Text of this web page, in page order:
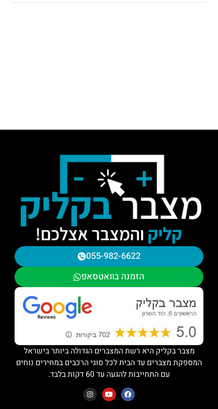
055-982-6622
הזמנה בוואטסאפ
מצבר בקליק היא רשת המצברים הגדולה ביותר בישראל
המספקת מצברים עד הבית לכל סוגי הרכבים במחירים נוחים
עם התחייבות להגעה עד 60 דקות בלבד.